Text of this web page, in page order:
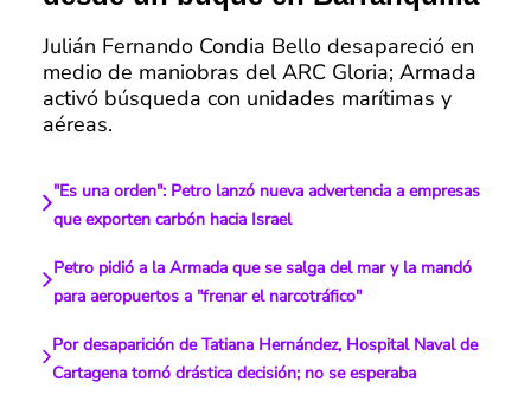
Julián Fernando Condia Bello desapareció en
medio de maniobras del ARC Gloria; Armada
activó búsqueda con unidades marítimas y
aéreas.
"Es una orden": Petro lanzó nueva advertencia a empresas
que exporten carbón hacia Israel
Petro pidió a la Armada que se salga del mar y la mandó
para aeropuertos a "frenar el narcotráfico"
Por desaparición de Tatiana Hernández, Hospital Naval de
Cartagena tomó drástica decisión; no se esperaba